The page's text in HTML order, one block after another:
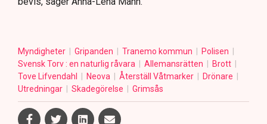
Myndigheter Gripanden Tranemo kommun
Polisen
Svensk Torv : en naturlig råvara
Allemansrätten
Brott
Tove Lifvendahl
Neova Återställ Våtmarker
Drönare
Utredningar
Skadegörelse Grimsås